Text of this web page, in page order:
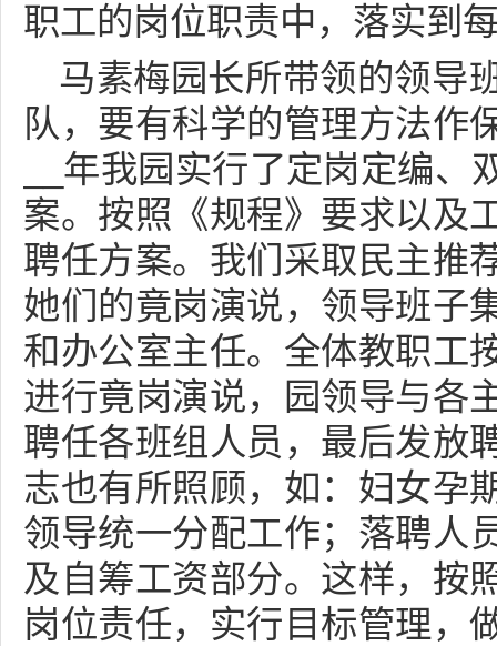
职工的岗位职责中，落实到
马素梅园长所带领的领导
队，要有科学的管理方法作
__年我园实行了定岗定编
案。按照《规程》要求以及
聘任方案。我们采取民主推
她们的竟岗演说，领导班子
和办公室主任。全体教职工
进行竟岗演说，园领导与各
聘任各班组人员，最后发放
志也有所照顾，如：妇女孕
领导统一分配工作；落聘人
及自筹工资部分。这样，按
岗位责任，实行目标管理，